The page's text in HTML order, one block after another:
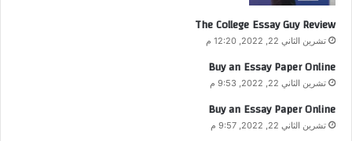
The College Essay Guy Review
تشرين الثاني 22, 2022, 12:20 م
Buy an Essay Paper Online
تشرين الثاني 22, 2022, 9:53 م
Buy an Essay Paper Online
تشرين الثاني 22, 2022, 9:57 م